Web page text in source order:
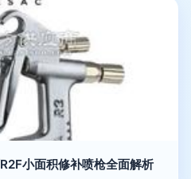
小面积修补喷枪全面解析